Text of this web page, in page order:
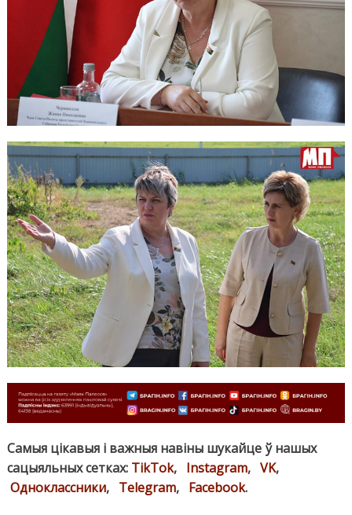
Самыя цікавыя і важныя навіны шукайце ў нашых
сацыяльных сетках: TikTok, Instagram, VK,
Одноклассники, Telegram, Facebook.